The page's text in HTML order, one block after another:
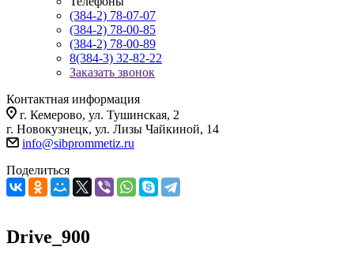
(384-2) 78-07-07
(384-2) 78-00-85
(384-2) 78-00-89
8(384-3) 32-82-22
Заказать звонок
Контактная информация
г. Кемерово, ул. Тушинская, 2
г. Новокузнецк, ул. Лизы Чайкиной, 14
info@sibprommetiz.ru
Поделиться
Drive_900